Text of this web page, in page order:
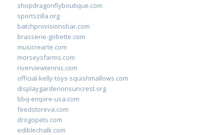
shopdragonflyboutique.com
sportszilla.org
batchprovisionsbar.com
brasserie-gobette.com
musicrearte.com
morseysfarms.com
riverviewtennis.com
official-kelly-toys-squishmallows.com
displaygardenonsuncrest.org
bbq-empire-usa.com
feedstoreva.com
drogopets.com
ediblechalk.com